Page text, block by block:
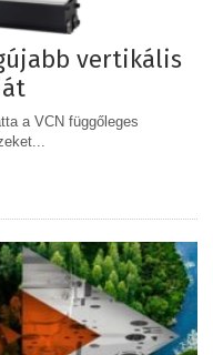
vertikális
a VCN függőleges